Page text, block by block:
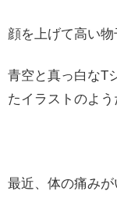
顔を上げて高い物
青空と真っ白なT
たイラストのよう
最近、体の痛みが